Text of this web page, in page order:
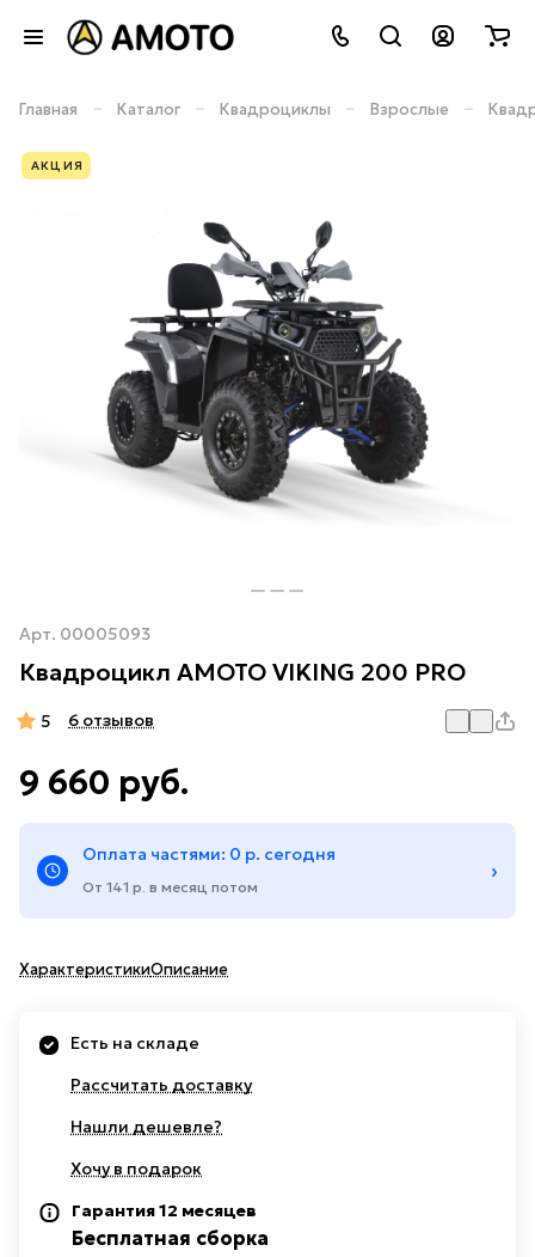
Главная – Каталог – Квадроциклы – Взрослые –
АКЦИЯ
Арт. 00005093
Квадроцикл AMOTO VIKING 200 PRO
5 6 отзывов
9 660 руб.
Оплата частями: 0 р. сегодня
От 141 р. в месяц потом
›
ХарактеристикиОписание
Есть на складе
Рассчитать доставку
Нашли дешевле?
Хочу в подарок
Гарантия 12 месяцев
Бесплатная сборка